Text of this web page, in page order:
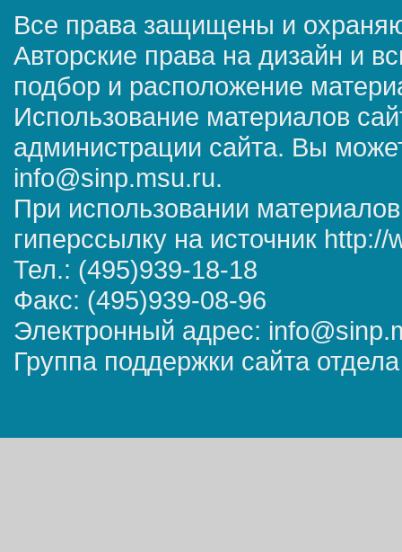
Все права защищены и
Авторские права на дизайн и
подбор и расположение
Использование материалов
администрации сайта. Вы
info@sinp.msu.ru.
При использовании
гиперссылку на источник
Тел.: (495)939-18-18
Факс: (495)939-08-96
Электронный адрес:
Группа поддержки сайта